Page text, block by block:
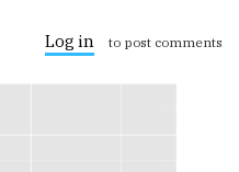
Log in to post comments